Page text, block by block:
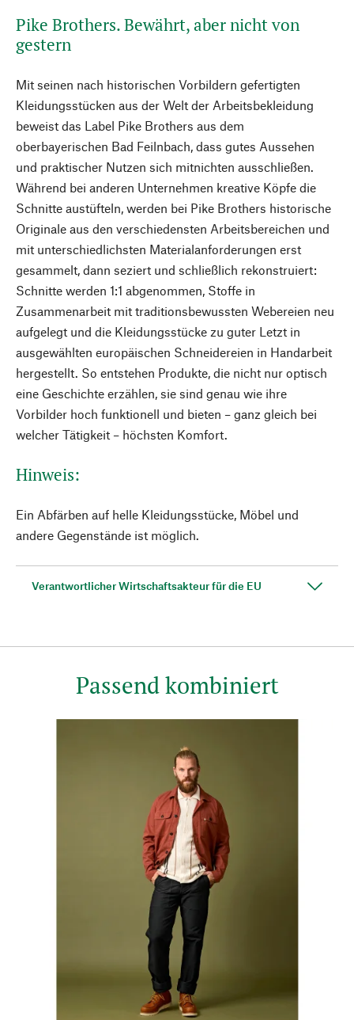
Pike Brothers. Bewährt, aber nicht von
gestern
Mit seinen nach historischen Vorbildern gefertigten
Kleidungsstücken aus der Welt der Arbeitsbekleidung
beweist das Label Pike Brothers aus dem
oberbayerischen Bad Feilnbach, dass gutes Aussehen
und praktischer Nutzen sich mitnichten ausschließen.
Während bei anderen Unternehmen kreative Köpfe die
Schnitte austüfteln, werden bei Pike Brothers historische
Originale aus den verschiedensten Arbeitsbereichen und
mit unterschiedlichsten Materialanforderungen erst
gesammelt, dann seziert und schließlich rekonstruiert:
Schnitte werden 1:1 abgenommen, Stoffe in
Zusammenarbeit mit traditionsbewussten Webereien neu
aufgelegt und die Kleidungsstücke zu guter Letzt in
ausgewählten europäischen Schneidereien in Handarbeit
hergestellt. So entstehen Produkte, die nicht nur optisch
eine Geschichte erzählen, sie sind genau wie ihre
Vorbilder hoch funktionell und bieten – ganz gleich bei
welcher Tätigkeit – höchsten Komfort.
Hinweis:
Ein Abfärben auf helle Kleidungsstücke, Möbel und
andere Gegenstände ist möglich.
Verantwortlicher Wirtschaftsakteur für die EU
Passend kombiniert